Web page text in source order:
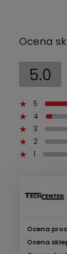
Ocena
5.0
5
4
3
2
1
Ocena
Ocena